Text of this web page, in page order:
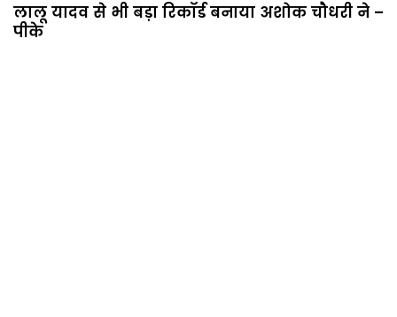
लालू यादव से भी बड़ा रिकॉर्ड बनाया अशोक चौधरी ने –
पीके